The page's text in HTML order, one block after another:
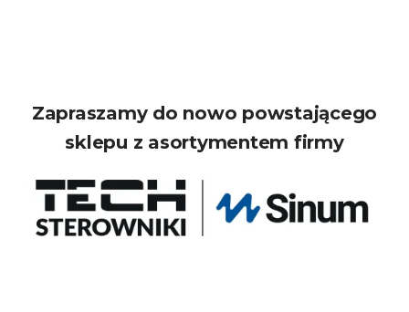
Zapraszamy do nowo powstającego
sklepu z asortymentem firmy